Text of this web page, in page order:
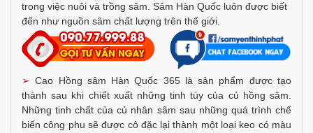
trong việc nuôi và trồng sâm. Sâm Hàn Quốc luôn được biết
đến như nguồn sâm chất lượng trên thế giới.
➢ Cao Hồng sâm Hàn Quốc 365 là sản phẩm được tạo
thành sau khi chiết xuất những tinh túy của củ hồng sâm.
Những tinh chất của củ nhân sâm sau những quá trình chế
biến công phu sẽ được cô đặc lại thành một loại keo có màu